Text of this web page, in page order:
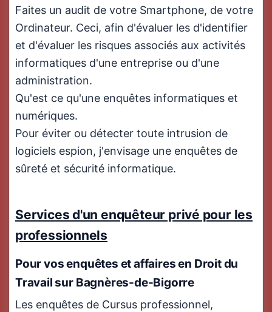
Faites un audit de votre Smartphone, de votre
Ordinateur. Ceci, afin d'évaluer les d'identifier
et d'évaluer les risques associés aux activités
informatiques d'une entreprise ou d'une
administration.
Qu'est ce qu'une enquêtes informatiques et
numériques.
Pour éviter ou détecter toute intrusion de
logiciels espion, j'envisage une enquêtes de
sûreté et sécurité informatique.
Services d'un enquêteur privé pour les
professionnels
Pour vos enquêtes et affaires en Droit du
Travailsur Bagnères-de-Bigorre
Les enquêtes de Cursus professionnel,